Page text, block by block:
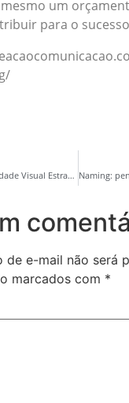
um
para o
Guia para Identidade Visual Estratégica: Do Amador ao Memorável
de e-mail não será
marcados com *